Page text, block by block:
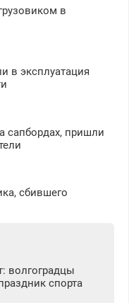
в
в эксплуатация
сапбордах, пришли
сбившего
волгоградцы
спорта